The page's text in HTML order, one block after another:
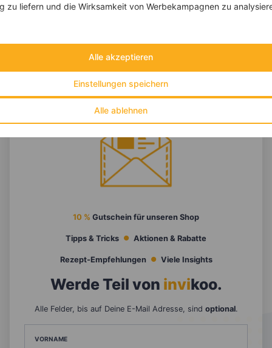
zu liefern und die Wirksamkeit von Werbekampagnen zu
Alle ablehnen
Einstellungen speichern
Alle akzeptieren
10 % Gutschein für unseren Shop
Tipps & Tricks Aktionen & Rabatte
Rezept-Empfehlungen Viele Insights
Werde Teil von invikoo.
Alle Felder, bis auf Deine E-Mail Adresse, sind optional.
VORNAME